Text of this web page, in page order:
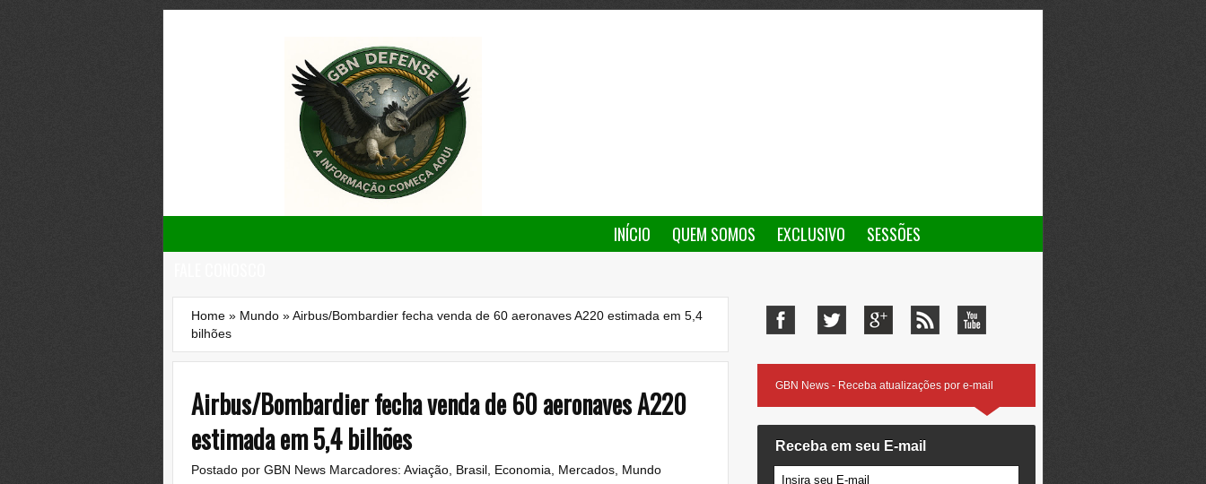
INÍCIO QUEM SOMOS EXCLUSIVO
SESSÕES
Home » Mundo »Airbus/Bombardier fecha venda de 60 aeronaves A220 estimada em 5,4
bilhões
Airbus/Bombardier fecha venda de 60 aeronaves A220
estimada em 5,4 bilhões
Postado por GBN News Marcadores: Aviação Brasil Economia Mercados Mundo
GBN News - Receba atualizações por e-mail
Receba em seu E-mail